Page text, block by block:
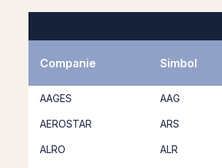
Companie Simbol
AAGES AAG
AEROSTAR ARS
ALRO ALR